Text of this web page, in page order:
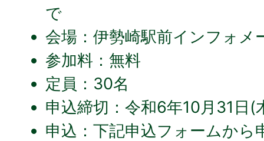
で
会場：伊勢崎駅前インフォメ
参加料：無料
定員：30名
申込締切：令和6年10月31日(
申込：下記申込フォームから